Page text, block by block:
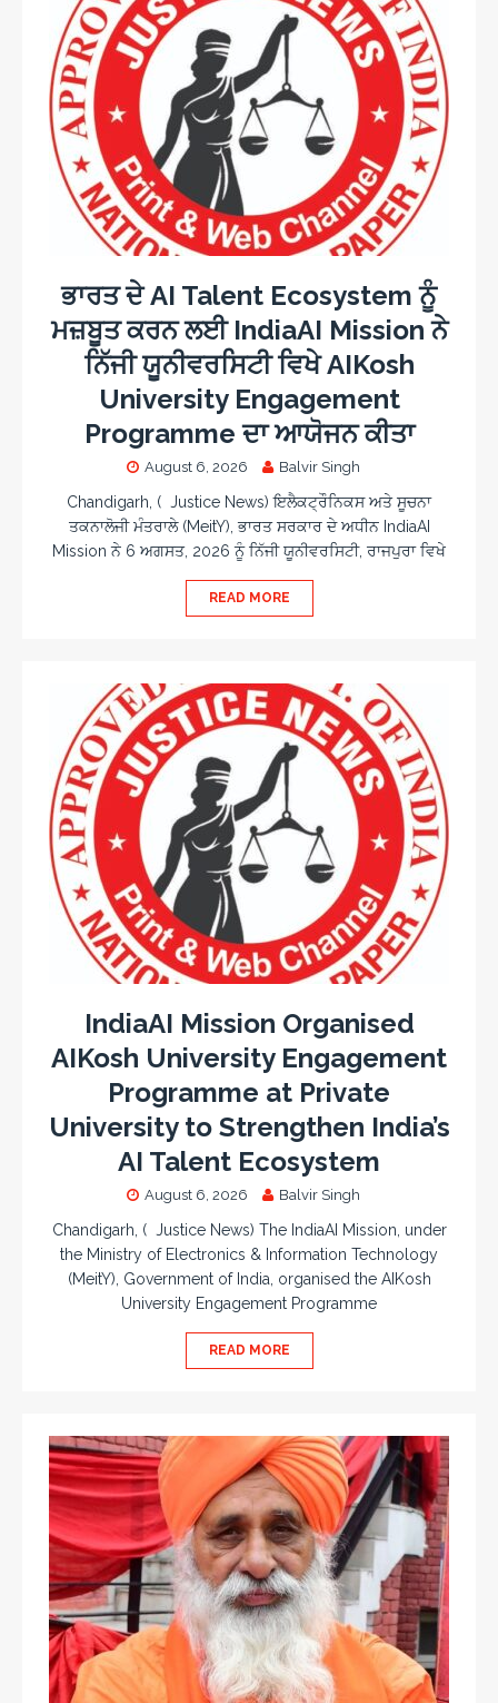
ਭਾਰਤ ਦੇ AI Talent Ecosystem ਨੂੰ
ਮਜ਼ਬੂਤ ਕਰਨ ਲਈ IndiaAI Mission ਨੇ
ਨਿੱਜੀ ਯੂਨੀਵਰਸਿਟੀ ਵਿਖੇ AIKosh
University Engagement
Programme ਦਾ ਆਯੋਜਨ ਕੀਤਾ
August 6, 2026 Balvir Singh
Chandigarh, ( Justice News) ਇਲੈਕਟ੍ਰੌਨਿਕਸ ਅਤੇ ਸੂਚਨਾ
ਤਕਨਾਲੋਜੀ ਮੰਤਰਾਲੇ (MeitY), ਭਾਰਤ ਸਰਕਾਰ ਦੇ ਅਧੀਨ IndiaAI
Mission ਨੇ 6 ਅਗਸਤ, 2026 ਨੂੰ ਨਿੱਜੀ ਯੂਨੀਵਰਸਿਟੀ, ਰਾਜਪੁਰਾ ਵਿਖੇ
READ MORE
IndiaAI Mission Organised
AIKosh University Engagement
Programme at Private
University to Strengthen India’s
AI Talent Ecosystem
August 6, 2026 Balvir Singh
Chandigarh, ( Justice News) The IndiaAI Mission, under
the Ministry of Electronics & Information Technology
(MeitY), Government of India, organised the AIKosh
University Engagement Programme
READ MORE